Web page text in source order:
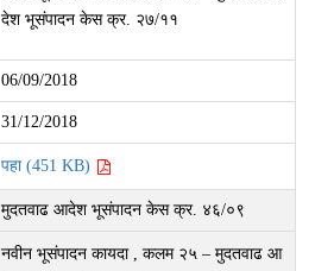
देश भूसंपादन केस क्र. २७/११
06/09/2018
31/12/2018
पहा (451 KB)
मुदतवाढ आदेश भूसंपादन केस क्र. ४६/०९
नवीन भूसंपादन कायदा , कलम २५ – मुदतवाढ आ